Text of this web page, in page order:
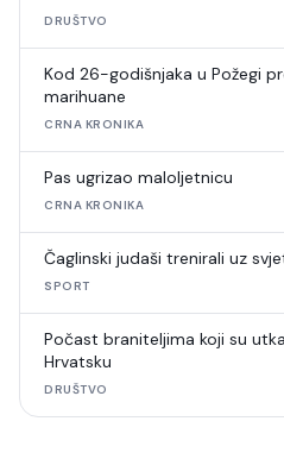
DRUŠTVO
Kod 26-godišnjaka u Požegi
marihuane
CRNA KRONIKA
Pas ugrizao maloljetnicu
CRNA KRONIKA
Čaglinski judaši trenirali uz
SPORT
Počast braniteljima koji su
Hrvatsku
DRUŠTVO